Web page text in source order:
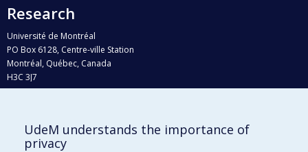
Research
Université de Montréal
PO Box 6128, Centre-ville Station
Montréal, Québec, Canada
H3C 3J7
Who does what?
UdeM understands the importance of
privacy